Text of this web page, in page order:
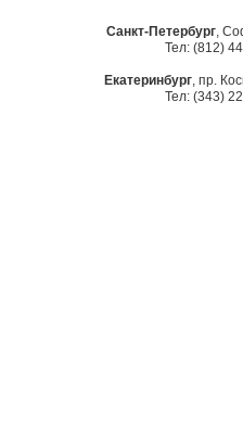
Санкт-Петербург,
Тел: (812)
Екатеринбург, пр.
Тел: (343)